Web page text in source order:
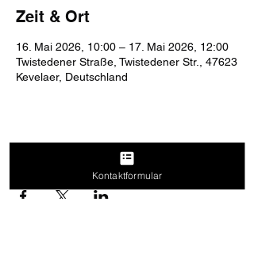
Zeit & Ort
16. Mai 2026, 10:00 – 17. Mai 2026, 12:00
Twistedener Straße, Twistedener Str., 47623
Kevelaer, Deutschland
Diese Veranstaltung teilen
Kontaktformular